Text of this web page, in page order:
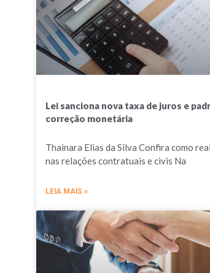
Lei sanciona nova taxa de juros e
correção monetária
Thainara Elias da Silva Confira como
nas relações contratuais e civis Na
LEIA MAIS »